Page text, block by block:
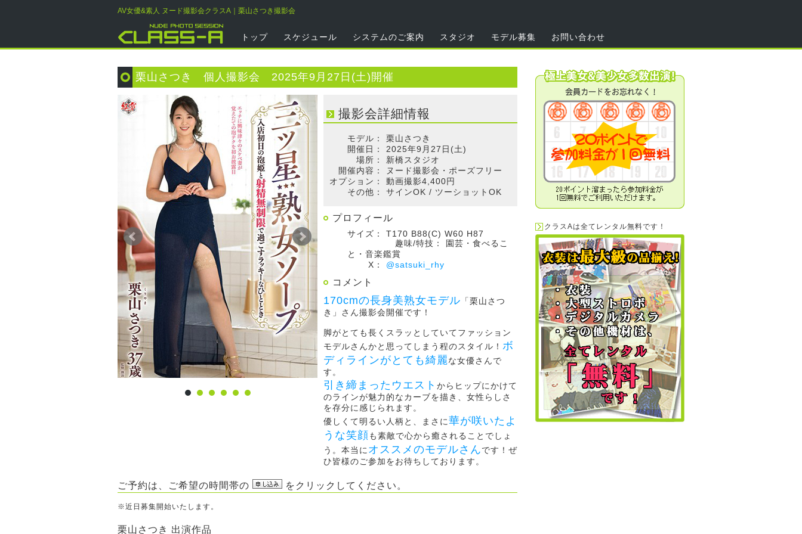
AV女優&素人 ヌード撮影会クラスA｜栗山さつき撮影会
トップ スケジュール システムのご案内 スタジオ モデル募集 お問い合わせ
栗山さつき 個人撮影会 2025年9月27日(土)開催
撮影会詳細情報
モデル：
栗山さつき
開催日：
2025年9月27日(土)
場所：
新橋スタジオ
開催内容：
ヌード撮影会・ポーズフリー
オプション：
動画撮影4,400円
その他：
サインOK / ツーショットOK
プロフィール
サイズ：
T170 B88(C) W60 H87
趣味/特技：
園芸・食べるこ
と・音楽鑑賞
X：
@satsuki_rhy
コメント
170cmの長身美熟女モデル 「栗山さつ
き」さん撮影会開催です！
脚がとても長くスラッとしていてファッション
モデルさんかと思ってしまう程のスタイル！ ボ
ディラインがとても綺麗な女優さんで
す。
引き締まったウエスト からヒップにかけて
のラインが魅力的なカーブを描き、女性らしさ
を存分に感じられます。
優しくて明るい人柄と、まさに華が咲いたよ
うな笑顔も素敵で心から癒されることでしょ
う。本当に オススメのモデルさんです！ぜ
ひ皆様のご参加をお待ちしております。
ご予約は、ご希望の時間帯の をクリックしてください。
※近日募集開始いたします。
栗山さつき 出演作品
クラスAは全てレンタル無料です！